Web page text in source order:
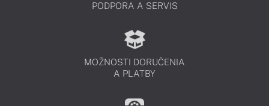
PODPORA A SERVIS
MOŽNOSTI DORUČENIA
A PLATBY